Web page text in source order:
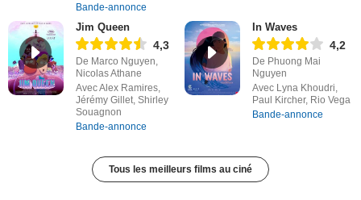
Bande-annonce
Jim Queen
4,3
De Marco Nguyen,
Nicolas Athane
Avec Alex Ramires,
Jérémy Gillet, Shirley
Souagnon
Bande-annonce
In Waves
4,2
De Phuong Mai
Nguyen
Avec Lyna Khoudri,
Paul Kircher, Rio Vega
Bande-annonce
Tous les meilleurs films au ciné